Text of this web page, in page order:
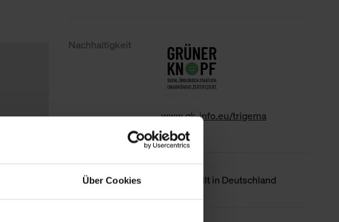
Über Cookies
Nachhaltigkeit
www.gk-info.eu/trigema
Ursprungsland Hergestellt in Deutschland